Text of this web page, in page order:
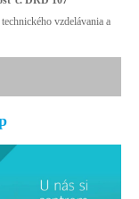
vzdelávania a